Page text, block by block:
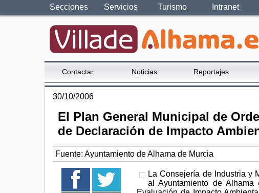
Secciones Servicios Turismo Intranet
Contactar Noticias Reportajes
30/10/2006
El Plan General Municipal de
de Declaración de Impacto
Fuente: Ayuntamiento de Alhama de Murcia
La Consejería de Industria y
al Ayuntamiento de